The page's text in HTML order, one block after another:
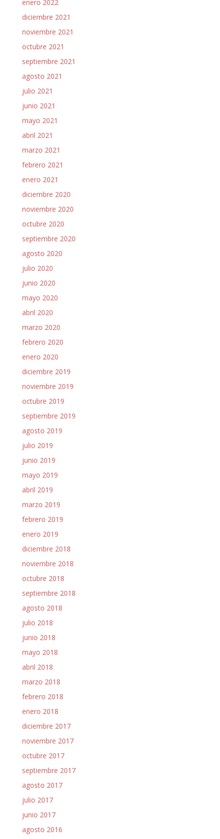
enero 2022
diciembre 2021
noviembre 2021
octubre 2021
septiembre 2021
agosto 2021
julio 2021
junio 2021
mayo 2021
abril 2021
marzo 2021
febrero 2021
enero 2021
diciembre 2020
noviembre 2020
octubre 2020
septiembre 2020
agosto 2020
julio 2020
junio 2020
mayo 2020
abril 2020
marzo 2020
febrero 2020
enero 2020
diciembre 2019
noviembre 2019
octubre 2019
septiembre 2019
agosto 2019
julio 2019
junio 2019
mayo 2019
abril 2019
marzo 2019
febrero 2019
enero 2019
diciembre 2018
noviembre 2018
octubre 2018
septiembre 2018
agosto 2018
julio 2018
junio 2018
mayo 2018
abril 2018
marzo 2018
febrero 2018
enero 2018
diciembre 2017
noviembre 2017
octubre 2017
septiembre 2017
agosto 2017
julio 2017
junio 2017
agosto 2016